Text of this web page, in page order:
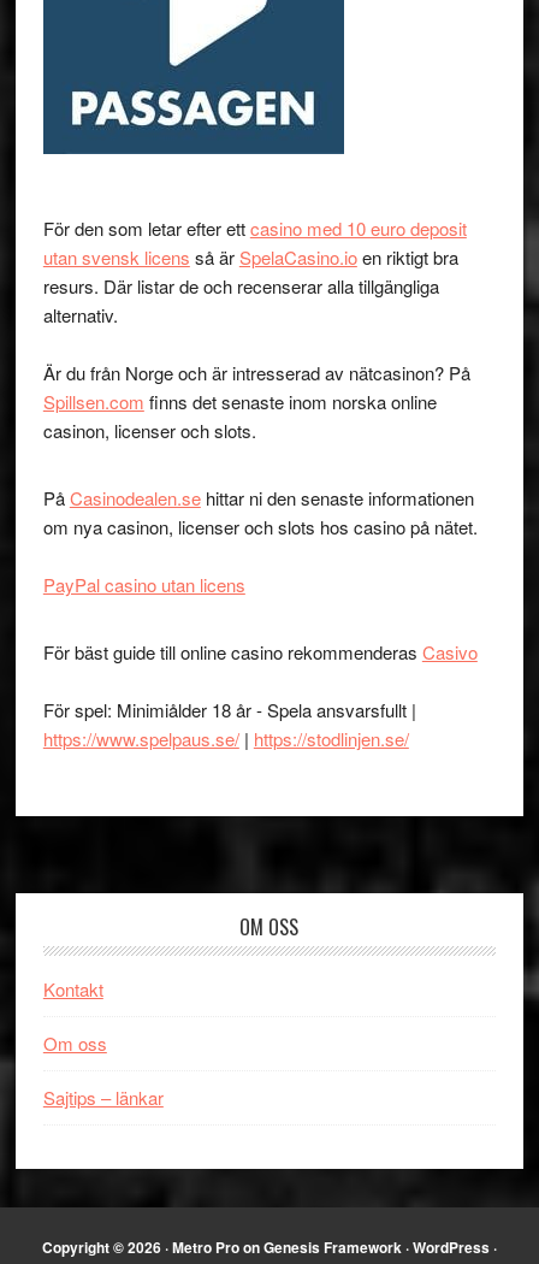
För den som letar efter ettcasino med 10 euro deposit
utan svensk licens så ärSpelaCasino.ioen riktigt bra
resurs. Där listar de och recenserar alla tillgängliga
alternativ.
Är du från Norge och är intresserad av nätcasinon? På
Spillsen.com finns det senaste inom norska online
casinon, licenser och slots.
PåCasinodealen.sehittar ni den senaste informationen
om nya casinon, licenser och slots hos casino på nätet.
PayPal casino utan licens
För bäst guide till online casino rekommenderas Casivo
För spel: Minimiålder 18 år - Spela ansvarsfullt |
https://www.spelpaus.se/| https://stodlinjen.se/
OM OSS
Kontakt
Om oss
Sajtips – länkar
Copyright © 2026 ·Metro ProonGenesis Framework ·WordPress ·